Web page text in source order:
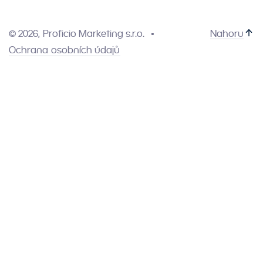
© 2026, Proficio Marketing s.r.o.
Ochrana osobních údajů
Nahoru